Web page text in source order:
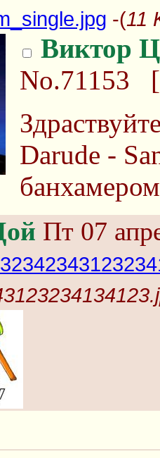
-(11
Виктор
No.71153 [
Darude -
Пт 07